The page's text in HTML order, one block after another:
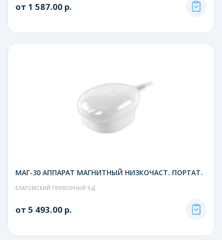
от 1 587.00 р.
МАГ-30 АППАРАТ МАГНИТНЫЙ НИЗКОЧАСТ. ПОРТАТ.
ЕЛАТОМСКИЙ ПРИБОРНЫЙ З-Д
от 5 493.00 р.